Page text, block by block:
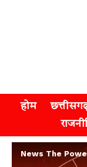
होम
News The